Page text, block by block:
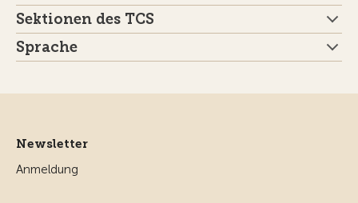
Sektionen des TCS
Sprache
Newsletter
Anmeldung